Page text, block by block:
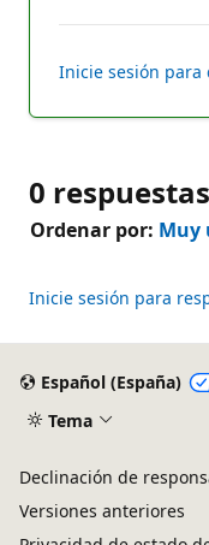
para
Inicie sesión para
0
Ordenar por: Muy
Inicie sesión para
Español (España)
Tema
Declinación de
Versiones anteriores